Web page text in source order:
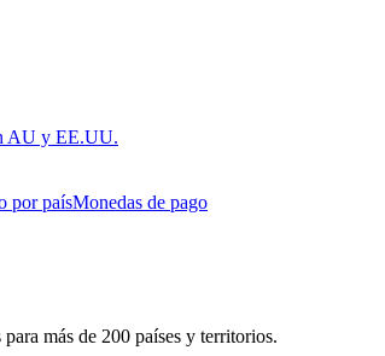
AU y EE.UU.
por paísMonedas de pago
más de 200 países y territorios.